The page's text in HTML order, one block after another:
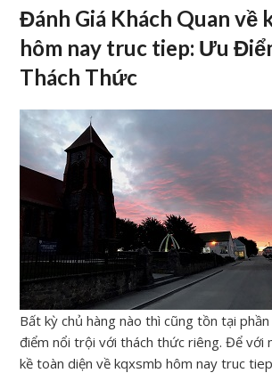
Đánh Giá Khách Quan về
hôm nay truc tiep: Ưu
Thách Thức
Bất kỳ chủ hàng nào thì cũng tồn tại
điểm nổi trội với thách thức riêng. Để với
kề toàn diện về kqxsmb hôm nay truc